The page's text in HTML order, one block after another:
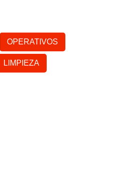
OPERATIVOS
LIMPIEZA